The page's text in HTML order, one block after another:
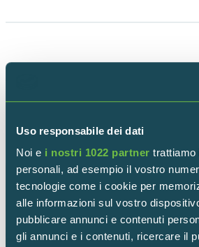
Uso responsabile dei dati
Noi e i nostri 1022 partner trattiamo
personali, ad esempio il vostro
tecnologie come i cookie per
alle informazioni sul vostro
pubblicare annunci e contenuti
gli annunci e i contenuti, ricercare il